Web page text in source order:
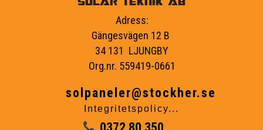
Adress:
Gängesvägen 12 B
34 131 LJUNGBY
Org.nr. 559419-0661
Integritetspolicy...
solpaneler@stockher.se